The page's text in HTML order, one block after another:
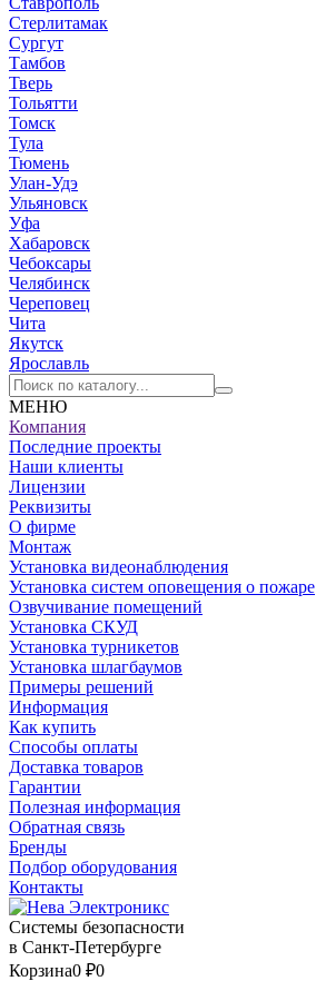
Стерлитамак
Сургут
Тамбов
Тверь
Тольятти
Томск
Тула
Тюмень
Улан-Удэ
Ульяновск
Уфа
Хабаровск
Чебоксары
Челябинск
Череповец
Чита
Якутск
Ярославль
МЕНЮ
Компания
Последние проекты
Наши клиенты
Лицензии
Реквизиты
О фирме
Монтаж
Установка видеонаблюдения
Установка систем оповещения о пожаре
Озвучивание помещений
Установка СКУД
Установка турникетов
Установка шлагбаумов
Примеры решений
Информация
Как купить
Способы оплаты
Доставка товаров
Гарантии
Полезная информация
Обратная связь
Бренды
Подбор оборудования
Контакты
Системы безопасности
в Санкт-Петербурге
Корзина0 ₽0